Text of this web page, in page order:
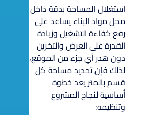
استغلال المساحة بدقة داخل
محل مواد البناء يساعد على
رفع كفاءة التشغيل وزيادة
القدرة على العرض والتخزين
دون هدر أي جزء من الموقع،
لذلك فإن تحديد مساحة كل
قسم بالمتر يعد خطوة
أساسية لنجاح المشروع
وتنظيمه: